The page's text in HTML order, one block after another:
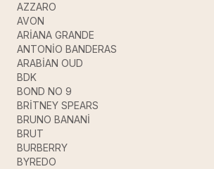
AZZARO
AVON
ARİANA GRANDE
ANTONİO BANDERAS
ARABİAN OUD
BDK
BOND NO 9
BRİTNEY SPEARS
BRUNO BANANİ
BRUT
BURBERRY
BYREDO